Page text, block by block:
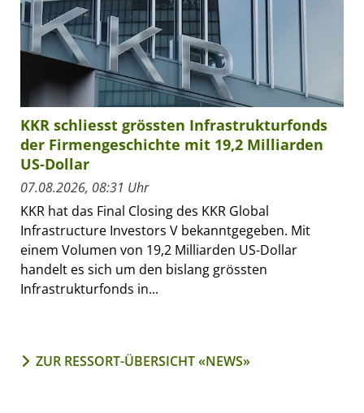
KKR schliesst grössten Infrastrukturfonds
der Firmengeschichte mit 19,2 Milliarden
US-Dollar
07.08.2026, 08:31 Uhr
KKR hat das Final Closing des KKR Global
Infrastructure Investors V bekanntgegeben. Mit
einem Volumen von 19,2 Milliarden US-Dollar
handelt es sich um den bislang grössten
Infrastrukturfonds in...
ZUR RESSORT-ÜBERSICHT «NEWS»